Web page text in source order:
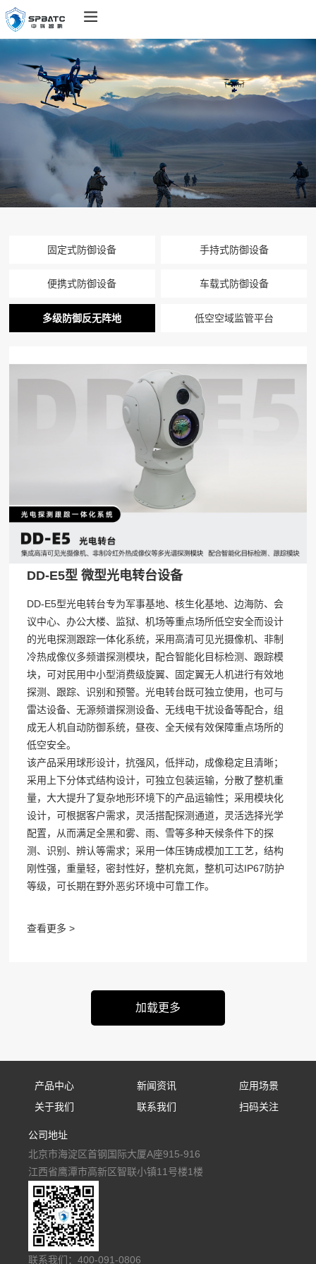
固定式防御设备 手持式防御设备
便携式防御设备 车载式防御设备
多级防御反无阵地 低空空域监管平台
DD-E5型 微型光电转台设备
DD-E5型光电转台专为军事基地、核生化基地、边海防、会
议中心、办公大楼、监狱、机场等重点场所低空安全而设计
的光电探测跟踪一体化系统，采用高清可见光摄像机、非制
冷热成像仪多频谱探测模块，配合智能化目标检测、跟踪模
块，可对民用中小型消费级旋翼、固定翼无人机进行有效地
探测、跟踪、识别和预警。光电转台既可独立使用，也可与
雷达设备、无源频谱探测设备、无线电干扰设备等配合，组
成无人机自动防御系统，昼夜、全天候有效保障重点场所的
低空安全。
该产品采用球形设计，抗强风，低拌动，成像稳定且清晰；
采用上下分体式结构设计，可独立包装运输，分散了整机重
量，大大提升了复杂地形环境下的产品运输性；采用模块化
设计，可根据客户需求，灵活搭配探测通道，灵活选择光学
配置，从而满足全黑和雾、雨、雪等多种天候条件下的探
测、识别、辨认等需求；采用一体压铸成模加工工艺，结构
刚性强，重量轻，密封性好，整机充氮，整机可达IP67防护
等级，可长期在野外恶劣环境中可靠工作。
查看更多 >
产品中心
固定式防御设备
手持式防御设备
便携式防御设备
车载式防御设备
多级防御反无阵地
低空空域监管平台
新闻资讯
公司新闻
媒体报道
应用场景
应用场景
关于我们
公司简介
联系我们 扫码关注
公司地址
北京市海淀区首钢国际大厦A座915-916
江西省鹰潭市高新区智联小镇11号楼1楼
联系我们：400-091-0806